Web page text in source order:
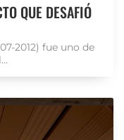
QUE DESAFIÓ
2012) fue uno de